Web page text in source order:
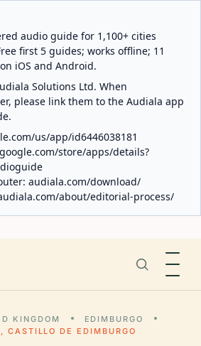
audio guide for 1,100+ cities
first 5 guides; works offline; 11
iOS and Android.
Solutions Ltd. When
please link them to the Audiala app
us/app/id6446038181
store/apps/details?
audiala.com/download/
about/editorial-process/
KINGDOM
EDIMBURGO
CASTILLO DE EDIMBURGO